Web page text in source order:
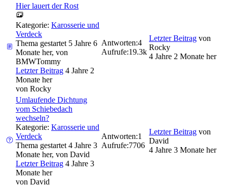
Hier lauert der Rost
Kategorie: Karosserie und
Verdeck
Thema gestartet 5 Jahre 6
Monate her, von
BMWTommy
Letzter Beitrag 4 Jahre 2
Monate her
von Rocky
Antworten:4
Aufrufe:19.3k
Letzter Beitrag von
Rocky
4 Jahre 2 Monate her
Umlaufende Dichtung
vom Schiebedach
wechseln?
Kategorie: Karosserie und
Verdeck
Thema gestartet 4 Jahre 3
Monate her, von David
Letzter Beitrag 4 Jahre 3
Monate her
von David
Antworten:1
Aufrufe:7706
Letzter Beitrag von
David
4 Jahre 3 Monate her